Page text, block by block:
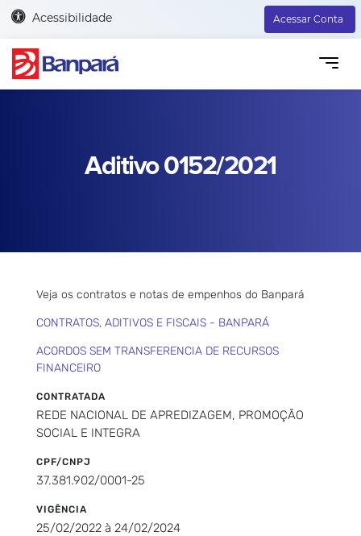
Acessibilidade Acessar Conta
Aditivo 0152/2021
Veja os contratos e notas de empenhos do Banpará
CONTRATOS, ADITIVOS E FISCAIS - BANPARÁ
ACORDOS SEM TRANSFERENCIA DE RECURSOS
FINANCEIRO
CONTRATADA
REDE NACIONAL DE APREDIZAGEM, PROMOÇÃO
SOCIAL E INTEGRA
CPF/CNPJ
37.381.902/0001-25
VIGÊNCIA
25/02/2022 à 24/02/2024